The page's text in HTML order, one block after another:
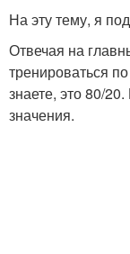
На эту тему, я
Отвечая на
тренироваться
знаете, это 80/
значения.